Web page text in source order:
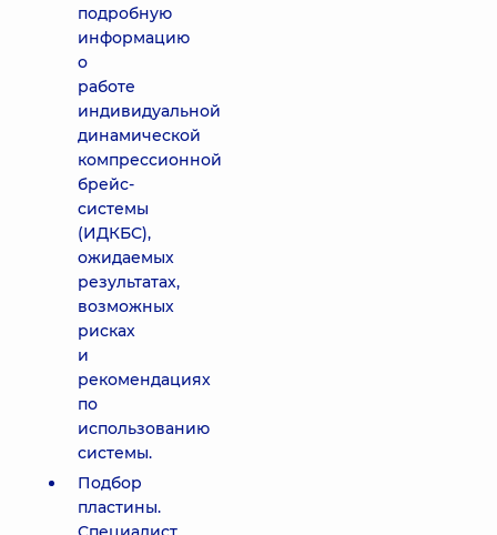
подробную
информацию
о
работе
индивидуальной
динамической
компрессионной
брейс-
системы
(ИДКБС),
ожидаемых
результатах,
возможных
рисках
и
рекомендациях
по
использованию
системы.
Подбор
пластины.